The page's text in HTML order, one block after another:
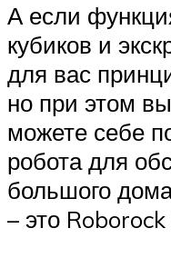
А если
кубиков и
для вас
но при этом
можете себе
робота для
большого
– это Roborock